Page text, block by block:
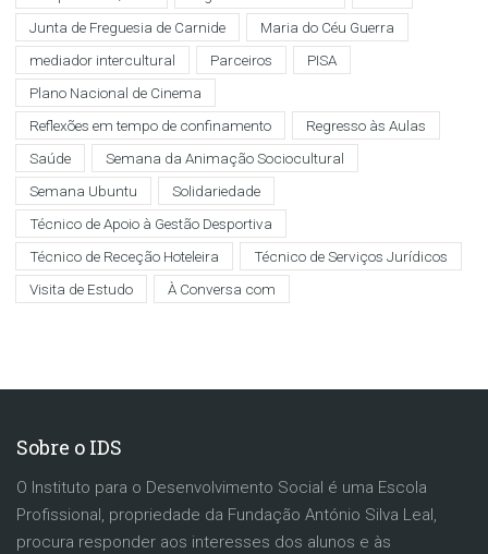
Junta de Freguesia de Carnide
Maria do Céu Guerra
mediador intercultural
Parceiros
PISA
Plano Nacional de Cinema
Reflexões em tempo de confinamento
Regresso às Aulas
Saúde
Semana da Animação Sociocultural
Semana Ubuntu
Solidariedade
Técnico de Apoio à Gestão Desportiva
Técnico de Receção Hoteleira
Técnico de Serviços Jurídicos
Visita de Estudo
À Conversa com
Sobre o IDS
O Instituto para o Desenvolvimento Social é uma Escola
Profissional, propriedade da Fundação António Silva Leal,
procura responder aos interesses dos alunos e às